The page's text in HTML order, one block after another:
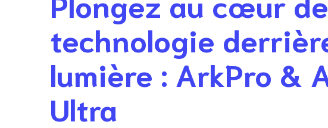
technologie
lumière : ArkPro &
Ultra